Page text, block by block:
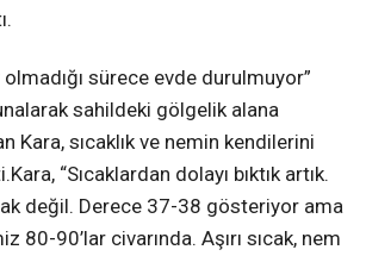
sürece evde durulmuyor”
sahildeki gölgelik alana
Kara, sıcaklık ve nemin kendilerini
“Sıcaklardan dolayı bıktık artık.
değil. Derece 37-38 gösteriyor ama
80-90’lar civarında. Aşırı sıcak, nem